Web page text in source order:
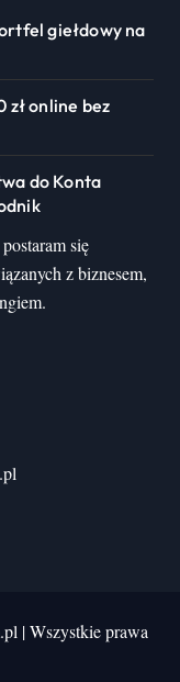
giełdowy na
zł online bez
do Konta
się
z biznesem,
|Wszystkie prawa